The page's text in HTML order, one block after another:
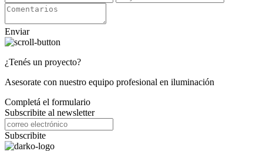
Enviar
¿Tenés un proyecto?
Asesorate con nuestro equipo profesional en iluminación
Completá el formulario
Subscribite al newsletter
Subscribite